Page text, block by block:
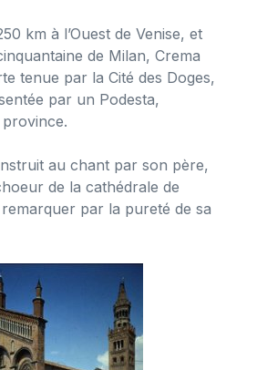
km à l’Ouest de Venise, et
de Milan, Crema
tenue par la Cité des Doges,
par un Podesta,
au chant par son père,
de la cathédrale de
par la pureté de sa